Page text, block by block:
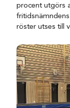
procent utgörs
röster utses till